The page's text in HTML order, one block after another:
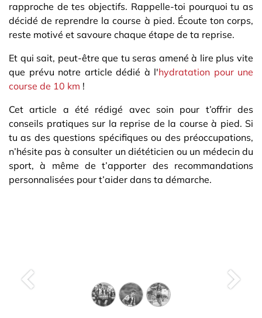
rapproche de tes objectifs. Rappelle-toi pourquoi tu as
décidé de reprendre la course à pied. Écoute ton corps,
reste motivé et savoure chaque étape de ta reprise.
Et qui sait, peut-être que tu seras amené à lire plus vite
que prévu notre article dédié à l'hydratation pour une
course de 10 km !
Cet article a été rédigé avec soin pour t’offrir des
conseils pratiques sur la reprise de la course à pied. Si
tu as des questions spécifiques ou des préoccupations,
n’hésite pas à consulter un diététicien ou un médecin du
sport, à même de t’apporter des recommandations
personnalisées pour t’aider dans ta démarche.
Précédent